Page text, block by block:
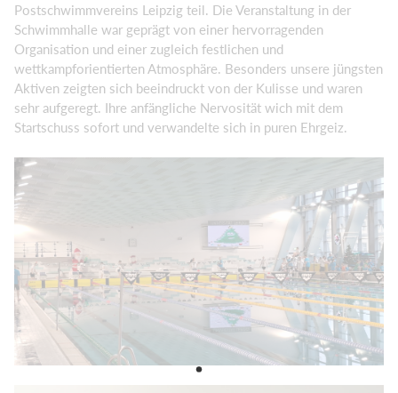
Postschwimmvereins Leipzig teil. Die Veranstaltung in der
Schwimmhalle war geprägt von einer hervorragenden
Organisation und einer zugleich festlichen und
wettkampforientierten Atmosphäre. Besonders unsere jüngsten
Aktiven zeigten sich beeindruckt von der Kulisse und waren
sehr aufgeregt. Ihre anfängliche Nervosität wich mit dem
Startschuss sofort und verwandelte sich in puren Ehrgeiz.